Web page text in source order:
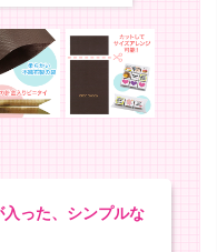
った、シンプルな